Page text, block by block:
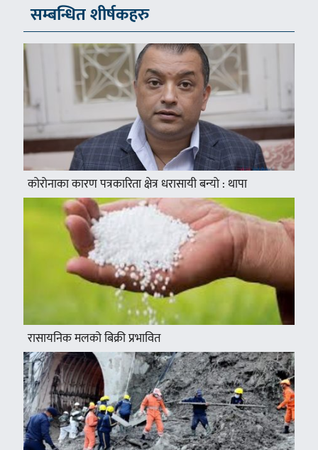
सम्बन्धित शीर्षकहरु
कोरोनाका कारण पत्रकारिता क्षेत्र धरासायी बन्यो : थापा
रासायनिक मलको बिक्री प्रभावित